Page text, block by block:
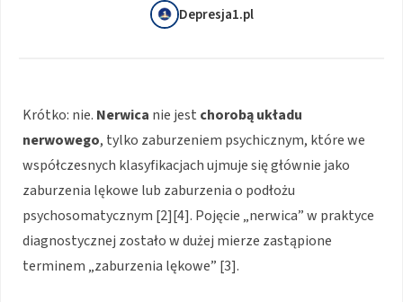
Depresja1.pl
Krótko: nie. Nerwica nie jest chorobą układu
nerwowego, tylko zaburzeniem psychicznym, które we
współczesnych klasyfikacjach ujmuje się głównie jako
zaburzenia lękowe lub zaburzenia o podłożu
psychosomatycznym [2][4]. Pojęcie „nerwica” w praktyce
diagnostycznej zostało w dużej mierze zastąpione
terminem „zaburzenia lękowe” [3].